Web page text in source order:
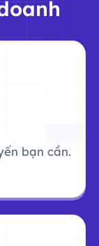
bạn cần.